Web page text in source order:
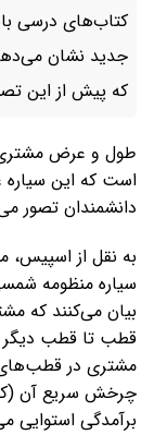
کتاب‌های درسی
جدید نشان
که پیش از این
طول و عرض مشتری
است که این سیاره
دانشمندان تصور
به نقل از اسپیس،
سیاره منظومه
مشتری در
برآمدگی استوایی